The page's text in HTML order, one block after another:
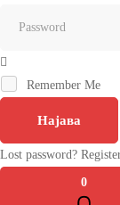
Remember Me
Најава
Lost password?
0